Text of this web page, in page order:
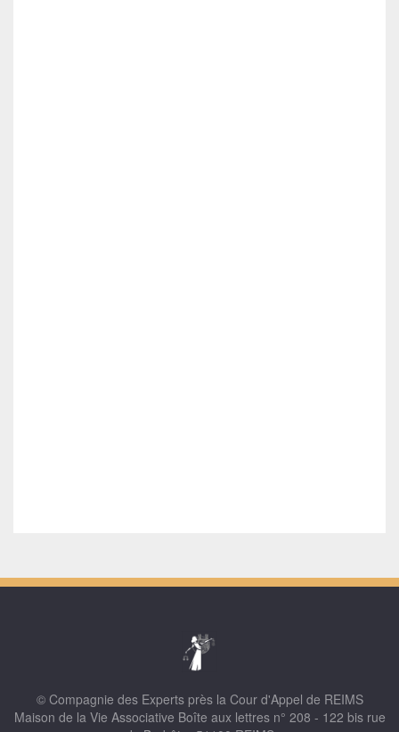
© Compagnie des Experts près la Cour d'Appel de REIMS
Maison de la Vie Associative Boîte aux lettres n° 208 - 122 bis rue